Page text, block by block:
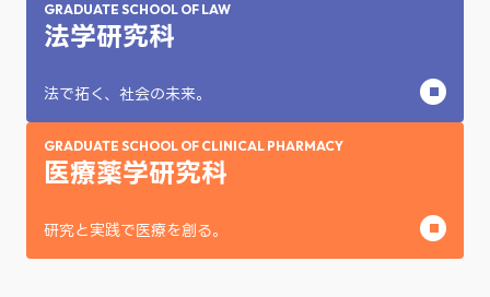
GRADUATE SCHOOL OF LAW
法学研究科
法で拓く、社会の未来。
GRADUATE SCHOOL OF CLINICAL PHARMACY
医療薬学研究科
研究と実践で医療を創る。